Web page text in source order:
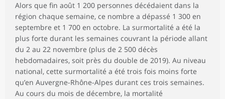
Alors que fin août 1 200 personnes décédaient dans la
région chaque semaine, ce nombre a dépassé 1 300 en
septembre et 1 700 en octobre. La surmortalité a été la
plus forte durant les semaines couvrant la période allant
du 2 au 22 novembre (plus de 2 500 décès
hebdomadaires, soit près du double de 2019). Au niveau
national, cette surmortalité a été trois fois moins forte
qu’en Auvergne-Rhône-Alpes durant ces trois semaines.
Au cours du mois de décembre, la mortalité